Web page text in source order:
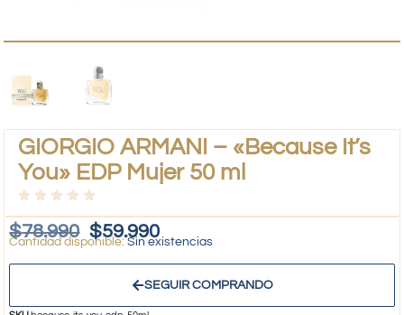
GIORGIO ARMANI – «Because It’s
You» EDP Mujer 50 ml
$78.990 $59.990
Sin existencias
SEGUIR COMPRANDO